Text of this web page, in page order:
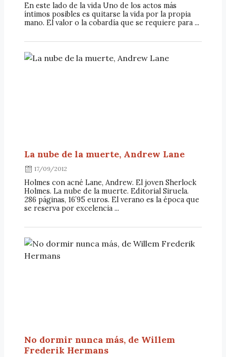
En este lado de la vida Uno de los actos más
íntimos posibles es quitarse la vida por la propia
mano. El valor o la cobardía que se requiere para ...
La nube de la muerte, Andrew Lane
17/09/2012
Holmes con acné Lane, Andrew. El joven Sherlock
Holmes. La nube de la muerte. Editorial Siruela.
286 páginas, 16’95 euros. El verano es la época que
se reserva por excelencia ...
No dormir nunca más, de Willem
Frederik Hermans